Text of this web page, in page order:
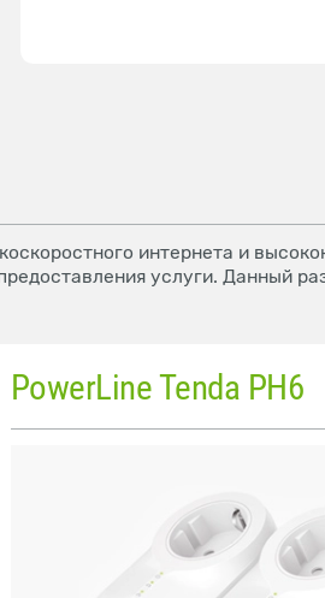
интернета и
услуги. Данный
PowerLine Tenda PH6